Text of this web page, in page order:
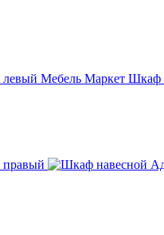
Мебель Маркет Шкаф